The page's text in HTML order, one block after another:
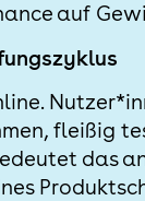
auf
fleißig
das